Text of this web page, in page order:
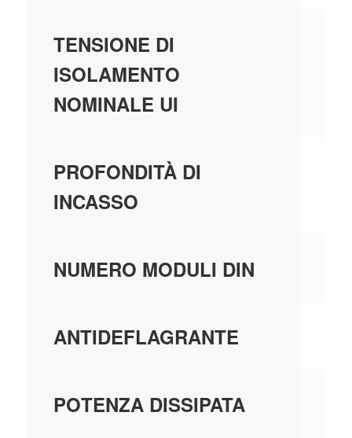
TENSIONE DI
ISOLAMENTO
NOMINALE UI
PROFONDITÀ DI
INCASSO
NUMERO MODULI DIN
ANTIDEFLAGRANTE
POTENZA DISSIPATA